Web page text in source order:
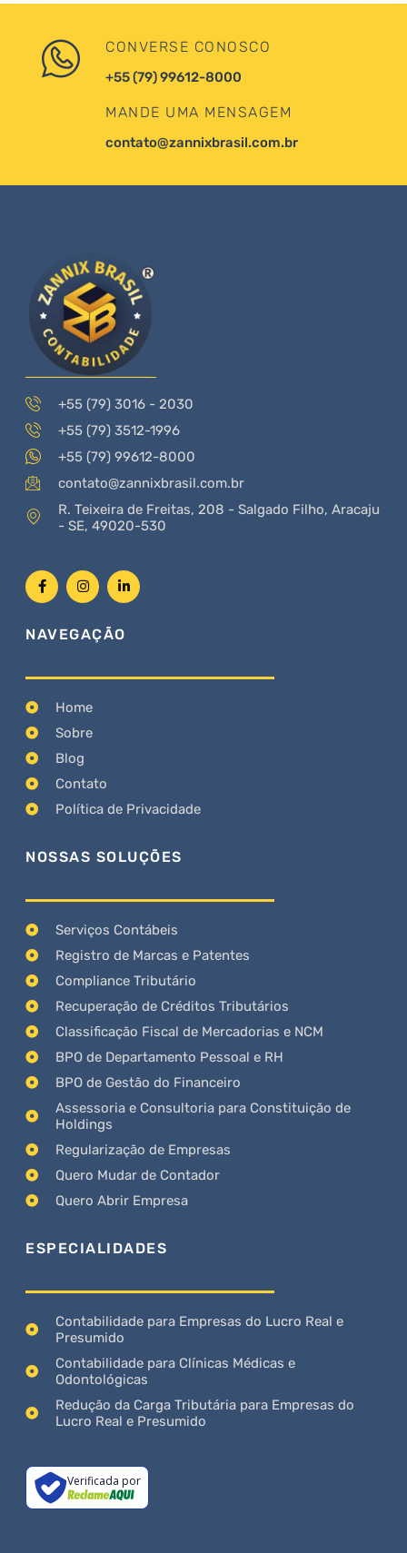
CONVERSE CONOSCO
+55 (79) 99612-8000
MANDE UMA MENSAGEM
contato@zannixbrasil.com.br
+55 (79) 3016 - 2030
+55 (79) 3512-1996
+55 (79) 99612-8000
contato@zannixbrasil.com.br
R. Teixeira de Freitas, 208 - Salgado Filho, Aracaju
- SE, 49020-530
NAVEGAÇÃO
Home
Sobre
Blog
Contato
Política de Privacidade
NOSSAS SOLUÇÕES
Serviços Contábeis
Registro de Marcas e Patentes
Compliance Tributário
Recuperação de Créditos Tributários
Classificação Fiscal de Mercadorias e NCM
BPO de Departamento Pessoal e RH
BPO de Gestão do Financeiro
Assessoria e Consultoria para Constituição de
Holdings
Regularização de Empresas
Quero Mudar de Contador
Quero Abrir Empresa
ESPECIALIDADES
Contabilidade para Empresas do Lucro Real e
Presumido
Contabilidade para Clínicas Médicas e
Odontológicas
Redução da Carga Tributária para Empresas do
Lucro Real e Presumido
Verificada por